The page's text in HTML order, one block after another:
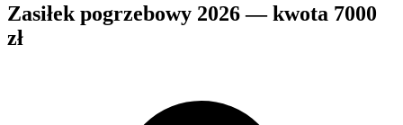
Zasiłek pogrzebowy 2026 — kwota 7000
zł